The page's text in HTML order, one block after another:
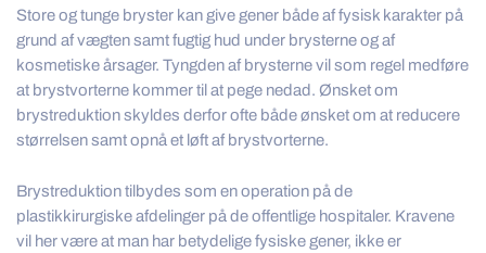
Store og tunge bryster kan give gener både af fysisk karakter på
grund af vægten samt fugtig hud under brysterne og af
kosmetiske årsager. Tyngden af brysterne vil som regel medføre
at brystvorterne kommer til at pege nedad. Ønsket om
brystreduktion skyldes derfor ofte både ønsket om at reducere
størrelsen samt opnå et løft af brystvorterne.
Brystreduktion tilbydes som en operation på de
plastikkirurgiske afdelinger på de offentlige hospitaler. Kravene
vil her være at man har betydelige fysiske gener, ikke er